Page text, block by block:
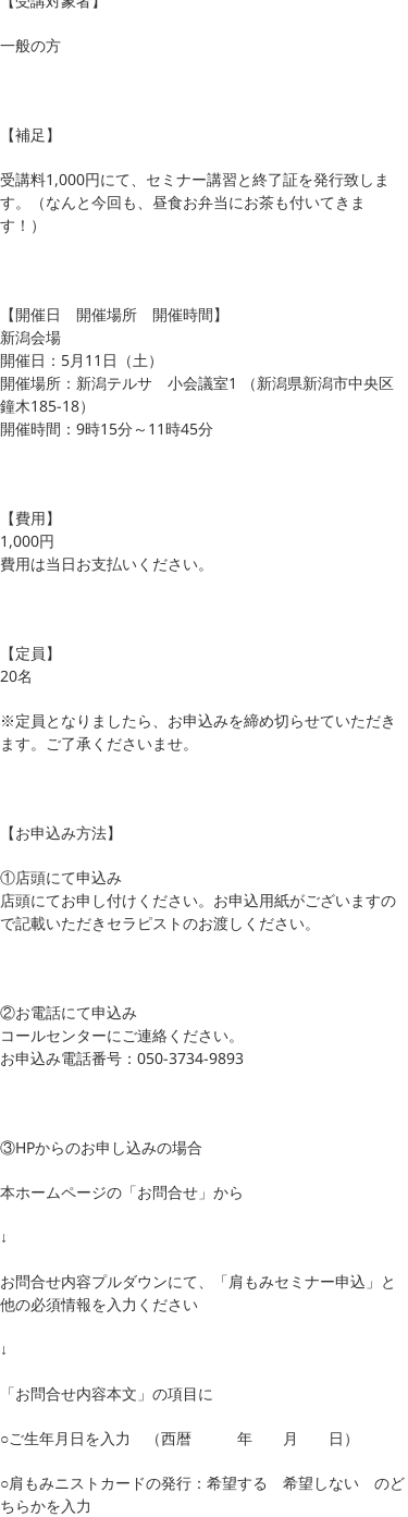
一般の方
【補足】
受講料1,000円にて、セミナー講習と終了証を発行致しま
す。（なんと今回も、昼食お弁当にお茶も付いてきま
す！）
【開催日 開催場所 開催時間】
新潟会場
開催日：5月11日（土）
開催場所：新潟テルサ 小会議室1 （新潟県新潟市中央区
鐘木185-18）
開催時間：9時15分～11時45分
【費用】
1,000円
費用は当日お支払いください。
【定員】
20名
※定員となりましたら、お申込みを締め切らせていただき
ます。ご了承くださいませ。
【お申込み方法】
①店頭にて申込み
店頭にてお申し付けください。お申込用紙がございますの
で記載いただきセラピストのお渡しください。
②お電話にて申込み
コールセンターにご連絡ください。
お申込み電話番号：050-3734-9893
③HPからのお申し込みの場合
本ホームページの「お問合せ」から
↓
お問合せ内容プルダウンにて、「肩もみセミナー申込」と
他の必須情報を入力ください
↓
「お問合せ内容本文」の項目に
○ご生年月日を入力 （西暦 年 月 日）
○肩もみニストカードの発行：希望する 希望しない のど
ちらかを入力